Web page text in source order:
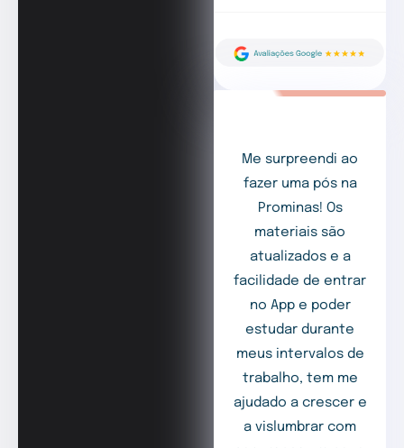
Me surpreendi ao
fazer uma pós na
Prominas! Os
materiais são
atualizados e a
facilidade de entrar
no App e poder
estudar durante
meus intervalos de
trabalho, tem me
ajudado a crescer e
a vislumbrar com